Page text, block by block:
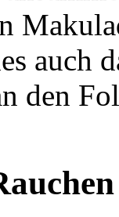
auch
den